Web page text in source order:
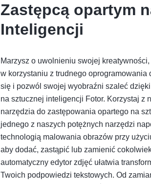
Zastępcą opartym
Inteligencji
Marzysz o uwolnieniu swojej
w korzystaniu z trudnego oprogramowania
się i pozwól swojej wyobraźni szaleć
na sztucznej inteligencji Fotor. Korzystaj z
narzędzia do zastępowania opartego na
jednego z naszych potężnych narzędzi
technologią malowania obrazów przy
aby dodać, zastąpić lub zamienić
automatyczny edytor zdjęć ułatwia
Twoich podpowiedzi tekstowych. Od